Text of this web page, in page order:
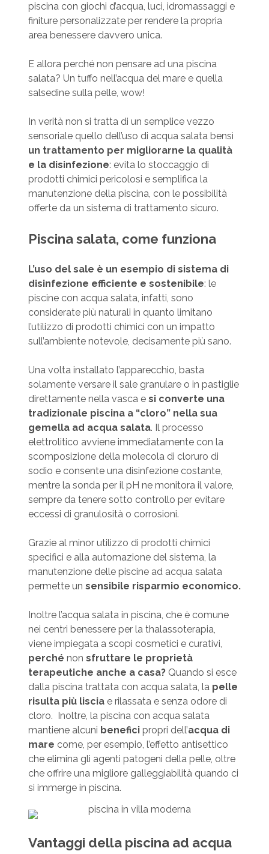
piscina con giochi d’acqua, luci, idromassaggi e
finiture personalizzate per rendere la propria
area benessere davvero unica.
E allora perché non pensare ad una piscina
salata? Un tuffo nell’acqua del mare e quella
salsedine sulla pelle, wow!
In verità non si tratta di un semplice vezzo
sensoriale quello dell’uso di acqua salata bensì
un trattamento per migliorarne la qualità
e la disinfezione: evita lo stoccaggio di
prodotti chimici pericolosi e semplifica la
manutenzione della piscina, con le possibilità
offerte da un sistema di trattamento sicuro.
Piscina salata, come funziona
L’uso del sale è un esempio di sistema di
disinfezione efficiente e sostenibile: le
piscine con acqua salata, infatti, sono
considerate più naturali in quanto limitano
l’utilizzo di prodotti chimici con un impatto
sull’ambiente notevole, decisamente più sano.
Una volta installato l’apparecchio, basta
solamente versare il sale granulare o in pastiglie
direttamente nella vasca e si converte una
tradizionale piscina a “cloro” nella sua
gemella ad acqua salata. Il processo
elettrolitico avviene immediatamente con la
scomposizione della molecola di cloruro di
sodio e consente una disinfezione costante,
mentre la sonda per il pH ne monitora il valore,
sempre da tenere sotto controllo per evitare
eccessi di granulosità o corrosioni.
Grazie al minor utilizzo di prodotti chimici
specifici e alla automazione del sistema, la
manutenzione delle piscine ad acqua salata
permette un sensibile risparmio economico.
Inoltre l’acqua salata in piscina, che è comune
nei centri benessere per la thalassoterapia,
viene impiegata a scopi cosmetici e curativi,
perché non sfruttare le proprietà
terapeutiche anche a casa? Quando si esce
dalla piscina trattata con acqua salata, la pelle
risulta più lisciae rilassata e senza odore di
cloro. Inoltre, la piscina con acqua salata
mantiene alcuni beneficipropri dell’acqua di
mare come, per esempio, l’effetto antisettico
che elimina gli agenti patogeni della pelle, oltre
che offrire una migliore galleggiabilità quando ci
si immerge in piscina.
Vantaggi della piscina ad acqua